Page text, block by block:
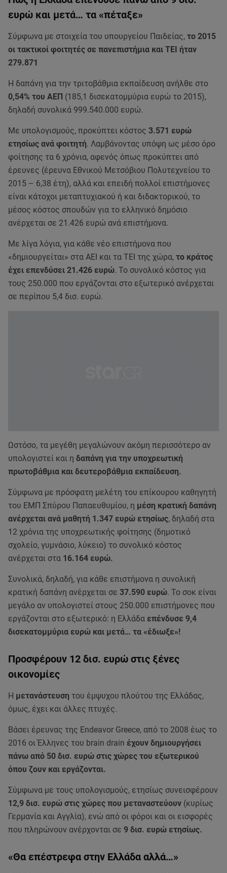
ευρώ και μετά… τα «πέταξε»
Σύμφωνα με στοιχεία του υπουργείου Παιδείας, το 2015
οι τακτικοί φοιτητές σε πανεπιστήμια και ΤΕΙ ήταν
279.871
Η δαπάνη για την τριτοβάθμια εκπαίδευση ανήλθε στο
0,54% του ΑΕΠ (185,1 δισεκατομμύρια ευρώ το 2015),
δηλαδή συνολικά 999.540.000 ευρώ.
Με υπολογισμούς, προκύπτει κόστος 3.571 ευρώ
ετησίως ανά φοιτητή. Λαμβάνοντας υπόψη ως μέσο όρο
φοίτησης τα 6 χρόνια, αφενός όπως προκύπτει από
έρευνες (έρευνα Εθνικού Μετσόβιου Πολυτεχνείου το
2015 – 6,38 έτη), αλλά και επειδή πολλοί επιστήμονες
είναι κάτοχοι μεταπτυχιακού ή και διδακτορικού, το
μέσος κόστος σπουδών για το ελληνικό δημόσιο
ανέρχεται σε 21.426 ευρώ ανά επιστήμονα.
Με λίγα λόγια, για κάθε νέο επιστήμονα που
«δημιουργείται» στα ΑΕΙ και τα ΤΕΙ της χώρα, το κράτος
έχει επενδύσει 21.426 ευρώ. Το συνολικό κόστος για
τους 250.000 που εργάζονται στο εξωτερικό ανέρχεται
σε περίπου 5,4 δισ. ευρώ.
Ωστόσο, τα μεγέθη μεγαλώνουν ακόμη περισσότερο αν
υπολογιστεί και η δαπάνη για την υποχρεωτική
πρωτοβάθμια και δευτεροβάθμια εκπαίδευση.
Σύμφωνα με πρόσφατη μελέτη του επίκουρου καθηγητή
του ΕΜΠ Σπύρου Παπαευθυμίου, η μέση κρατική δαπάνη
ανέρχεται ανά μαθητή 1.347 ευρώ ετησίως, δηλαδή στα
12 χρόνια της υποχρεωτικής φοίτησης (δημοτικό
σχολείο, γυμνάσιο, λύκειο) το συνολικό κόστος
ανέρχεται στα 16.164 ευρώ.
Συνολικά, δηλαδή, για κάθε επιστήμονα η συνολική
κρατική δαπάνη ανέρχεται σε 37.590 ευρώ. Το σοκ είναι
μεγάλο αν υπολογιστεί στους 250.000 επιστήμονες που
εργάζονται στο εξωτερικό: η Ελλάδα επένδυσε 9,4
δισεκατομμύρια ευρώ και μετά… τα «έδιωξε»!
Προσφέρουν 12 δισ. ευρώ στις ξένες
οικονομίες
Η μετανάστευση του έμψυχου πλούτου της Ελλάδας,
όμως, έχει και άλλες πτυχές.
Βάσει έρευνας της Endeavor Greece, από το 2008 έως το
2016 οι Έλληνες του brain drain έχουν δημιουργήσει
πάνω από 50 δισ. ευρώ στις χώρες του εξωτερικού
όπου ζουν και εργάζονται.
Σύμφωνα με τους υπολογισμούς, ετησίως συνεισφέρουν
12,9 δισ. ευρώ στις χώρες που μεταναστεύουν (κυρίως
Γερμανία και Αγγλία), ενώ από οι φόροι και οι εισφορές
που πληρώνουν ανέρχονται σε 9 δισ. ευρώ ετησίως.
«Θα επέστρεφα στην Ελλάδα αλλά…»